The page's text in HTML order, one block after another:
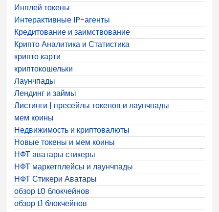
Инплей токены
Интерактивные IP-агенты
Кредитование и заимствование
Крипто Аналитика и Статистика
крипто карти
криптокошельки
Лаунчпады
Лендинг и займы
Листинги | пресейлы токенов и лаунчпады
мем коины
Недвижимость и криптовалюты
Новые токены и мем коины
НФТ аватары стикеры
НФТ маркетплейсы и лаунчпады
НФТ Стикери Аватары
обзор L0 блокчейнов
обзор L1 блокчейнов